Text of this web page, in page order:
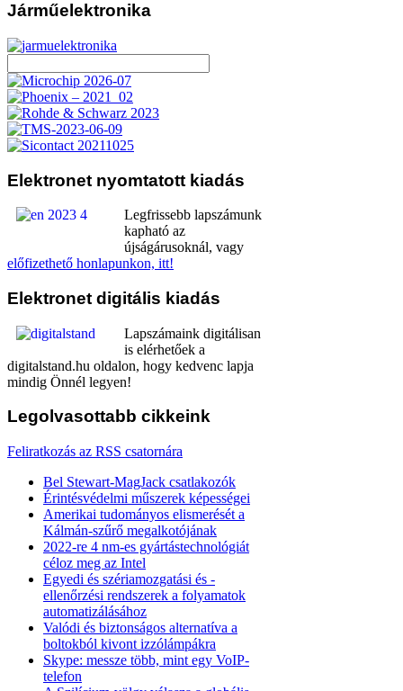
Járműelektronika
Elektronet nyomtatott kiadás
Legfrissebb lapszámunk
kapható az
újságárusoknál, vagy
előfizethető honlapunkon, itt!
Elektronet digitális kiadás
Lapszámaink digitálisan
is elérhetőek a
digitalstand.hu oldalon, hogy kedvenc lapja
mindig Önnél legyen!
Legolvasottabb cikkeink
Feliratkozás az RSS csatornára
Bel Stewart-MagJack csatlakozók
Érintésvédelmi műszerek képességei
Amerikai tudományos elismerését a
Kálmán-szűrő megalkotójának
2022-re 4 nm-es gyártástechnológiát
céloz meg az Intel
Egyedi és szériamozgatási és -
ellenőrzési rendszerek a folyamatok
automatizálásához
Valódi és biztonságos alternatíva a
boltokból kivont izzólámpákra
Skype: messze több, mint egy VoIP-
telefon